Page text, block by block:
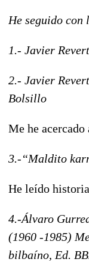
He seguido con
1.- Javier
2.- Javier
Bolsillo
Me he
3.-“Maldito
He leído
4.-Álvaro
(1960 -1985)
bilbaíno, Ed.